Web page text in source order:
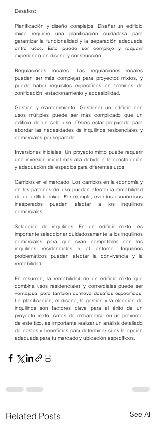
Desafíos:
Planificación y diseño complejos: Diseñar un edificio
mixto requiere una planificación cuidadosa para
garantizar la funcionalidad y la separación adecuada
entre usos. Esto puede ser complejo y requerir
experiencia en diseño y construcción.
Regulaciones locales: Las regulaciones locales
pueden ser más complejas para proyectos mixtos, y
puede haber requisitos específicos en términos de
zonificación, estacionamiento y accesibilidad.
Gestión y mantenimiento: Gestionar un edificio con
usos múltiples puede ser más complicado que un
edificio de un solo uso. Debes estar preparado para
abordar las necesidades de inquilinos residenciales y
comerciales por separado.
Inversiones iniciales: Un proyecto mixto puede requerir
una inversión inicial más alta debido a la construcción
y adecuación de espacios para diferentes usos.
Cambios en el mercado: Los cambios en la economía y
en los patrones de uso pueden afectar la rentabilidad
de un edificio mixto. Por ejemplo, eventos económicos
inesperados pueden afectar a los inquilinos
comerciales.
Selección de inquilinos: En un edificio mixto, es
importante seleccionar cuidadosamente a los inquilinos
comerciales para que sean compatibles con los
inquilinos residenciales y el entorno. Inquilinos
problemáticos pueden afectar la convivencia y la
rentabilidad.
En resumen, la rentabilidad de un edificio mixto que
combina usos residenciales y comerciales puede ser
ventajosa, pero también conlleva desafíos específicos.
La planificación, el diseño, la gestión y la elección de
inquilinos son factores clave para el éxito de un
proyecto mixto. Antes de embarcarse en un proyecto
de este tipo, es importante realizar un análisis detallado
de costos y beneficios para determinar si es la opción
adecuada para tu mercado y ubicación específicos.
Related Posts See All